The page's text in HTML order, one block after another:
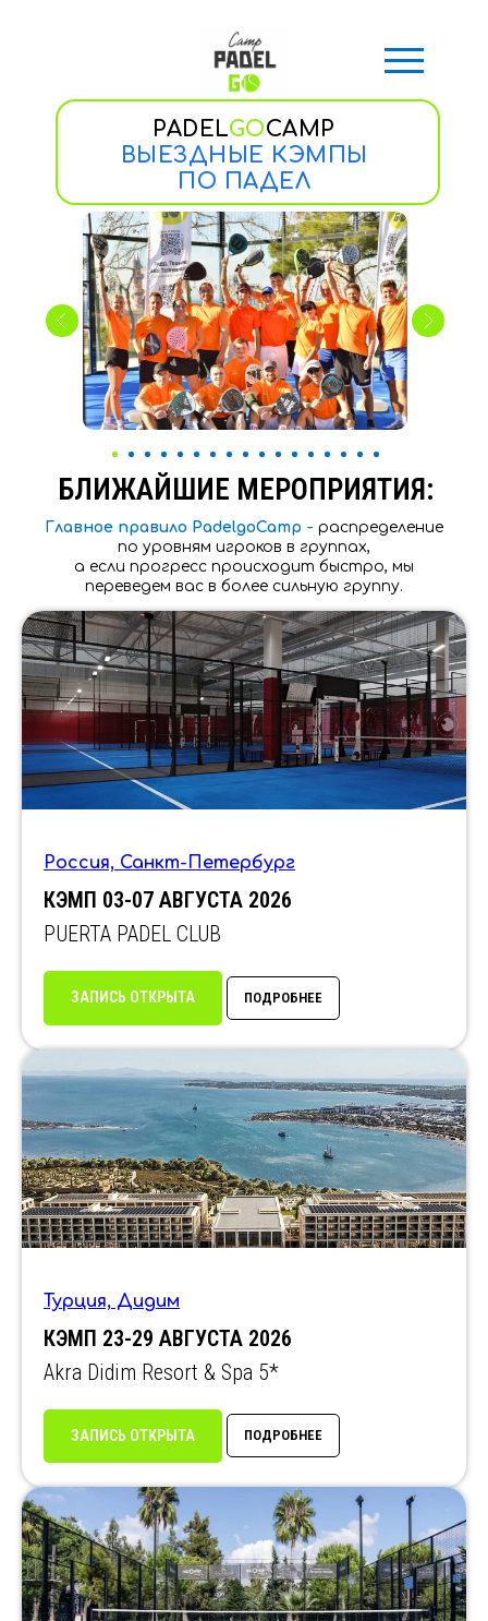
БЛИЖАЙШИЕ МЕРОПРИЯТИЯ:
PADELGOCAMP
ВЫЕЗДНЫЕ КЭМПЫ
ПО ПАДЕЛ
Главное правило PadelgoCamp - распределение
по уровням игроков в группах,
а если прогресс происходит быстро, мы
переведем вас в более сильную группу.
Россия, Санкт-Петербург
КЭМП 03-07 АВГУСТА 2026
PUERTA PADEL CLUB
ЗАПИСЬ ОТКРЫТА ПОДРОБНЕЕ
Турция, Дидим
КЭМП 23-29 АВГУСТА 2026
Akra Didim Resort & Spa 5*
ЗАПИСЬ ОТКРЫТА ПОДРОБНЕЕ